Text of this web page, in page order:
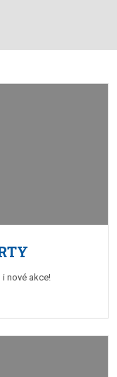
nové akce!